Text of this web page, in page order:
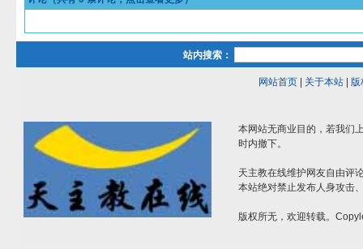
站内搜索：
网站首页| 关于本站| 版
本网站无商业目的，若我们
时内撤下。
天主教在线维护网友自由评
本站绝对禁止发布人身攻击
版权所无，欢迎转载。